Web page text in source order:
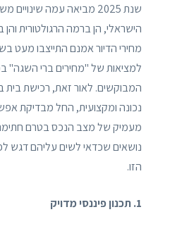
שנת 2025 מביאה עמה
הישראלי, הן ברמה הרגולטורית
מחירי הדיור אמנם התייצבו מעט
למציאות של "מחירים ברי השגה"
המבוקשים. לאור זאת, רכישת בית
נכונה ומקצועית, החל מבדיקת
מעמיק של מצב הנכס בטרם
נושאים שכדאי לשים עליהם דגש
הזו.
1. תכנון פיננסי מדויק